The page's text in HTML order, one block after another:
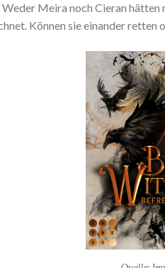
Meira noch Cieran hätten
Können sie einander retten